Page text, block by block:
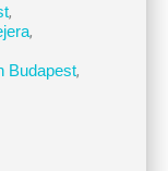
,
,
Budapest,